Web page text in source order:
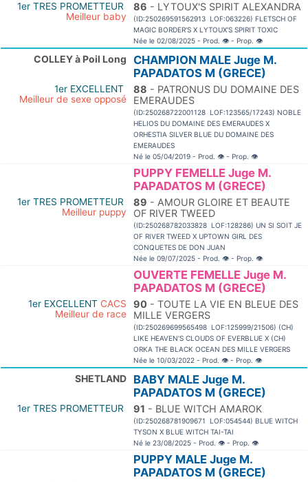
1er TRES PROMETTEUR
Meilleur baby
86 - LYTOUX'S SPIRIT ALEXANDRA
(ID:250269591562913 LOF:063226) FLETSCH OF
MAGIC BORDER'S X LYTOUX'S SPIRIT TOXIC
Née le 02/08/2025 - Prod. 👁 - Prop. 👁
COLLEY à Poil Long
CHAMPION MALE Juge M.
PAPADATOS M (GRECE)
1er EXCELLENT
Meilleur de sexe opposé
88 - PATRONUS DU DOMAINE DES
EMERAUDES
(ID:250268722001128 LOF:123565/17243) NOBLE
HELIOS DU DOMAINE DES EMERAUDES X
ORHESTIA SILVER BLUE DU DOMAINE DES
EMERAUDES
Né le 05/04/2019 - Prod. 👁 - Prop. 👁
PUPPY FEMELLE Juge M.
PAPADATOS M (GRECE)
1er TRES PROMETTEUR
Meilleur puppy
89 - AMOUR GLOIRE ET BEAUTE
OF RIVER TWEED
(ID:250268782033828 LOF:128286) UN SI SOIT JE
OF RIVER TWEED X UPTOWN GIRL DES
CONQUETES DE DON JUAN
Née le 09/07/2025 - Prod. 👁 - Prop. 👁
OUVERTE FEMELLE Juge M.
PAPADATOS M (GRECE)
1er EXCELLENT CACS
Meilleur de race
90 - TOUTE LA VIE EN BLEUE DES
MILLE VERGERS
(ID:250269699565498 LOF:125999/21506) (CH)
LIKE HEAVEN'S CLOUDS OF EVERBLUE X (CH)
ORKA THE BLACK OCEAN DES MILLE VERGERS
Née le 10/03/2022 - Prod. 👁 - Prop. 👁
SHETLAND
BABY MALE Juge M.
PAPADATOS M (GRECE)
1er TRES PROMETTEUR 91 - BLUE WITCH AMAROK
(ID:250268781909671 LOF:054544) BLUE WITCH
TYSON X BLUE WITCH TAI-TAI
Né le 23/08/2025 - Prod. 👁 - Prop. 👁
PUPPY MALE Juge M.
PAPADATOS M (GRECE)